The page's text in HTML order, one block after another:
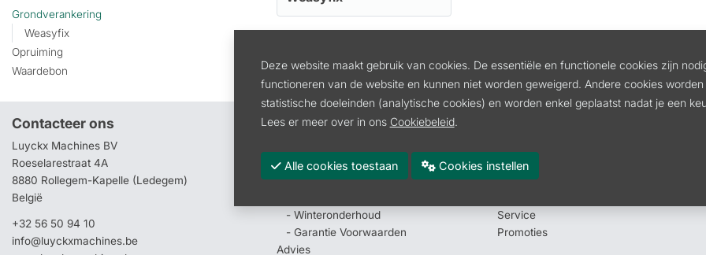
Grondverankering
Weasyfix
Opruiming
Waardebon
Contacteer ons
Luyckx Machines BV
Roeselarestraat 4A
8880 Rollegem-Kapelle (Ledegem)
België
+32 56 50 94 10
info@luyckxmachines.be
Pagina's
Waarom Luyckx
Service
- Winteronderhoud
- Garantie Voorwaarden
Advies
Onderdelen
Verhuur
Service
Promoties
Deze website maakt gebruik van cookies. De essentiële en functionele cookies zijn
functioneren van de website en kunnen niet worden geweigerd. Andere cookies
statistische doeleinden (analytische cookies) en worden enkel geplaatst nadat je een
Lees er meer over in ons Cookiebeleid.
Alle cookies toestaan Cookies instellen